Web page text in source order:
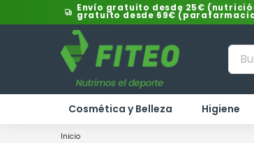
Envío gratuito desde 25€
gratuito desde 69€
Cosmética y Belleza Higiene
Inicio